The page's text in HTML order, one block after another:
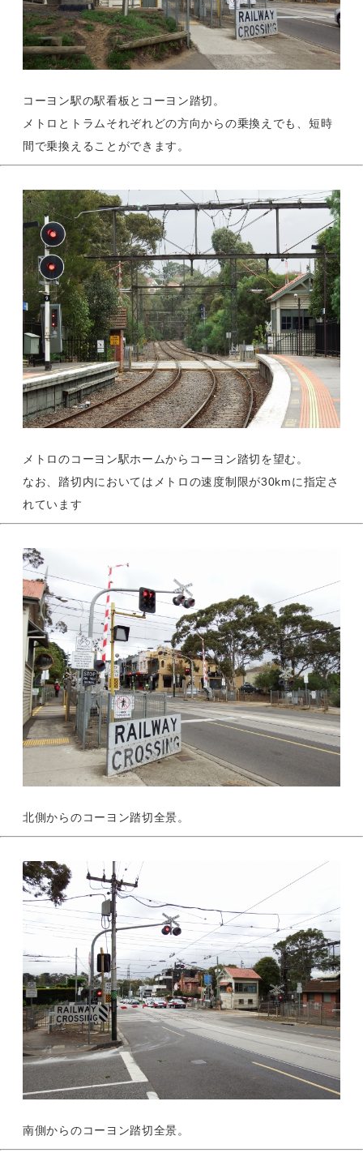
コーヨン駅の駅看板とコーヨン踏切。
メトロとトラムそれぞれどの方向からの乗換えでも、短時
間で乗換えることができます。
メトロのコーヨン駅ホームからコーヨン踏切を望む。
なお、踏切内においてはメトロの速度制限が30kmに指定さ
れています
北側からのコーヨン踏切全景。
南側からのコーヨン踏切全景。